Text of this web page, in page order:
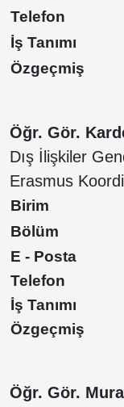
Telefon
İş Tanımı
Özgeçmiş
Öğr. Gör.
Dış İlişkiler
Erasmus
Birim
Bölüm
E - Posta
Telefon
İş Tanımı
Özgeçmiş
Öğr. Gör.